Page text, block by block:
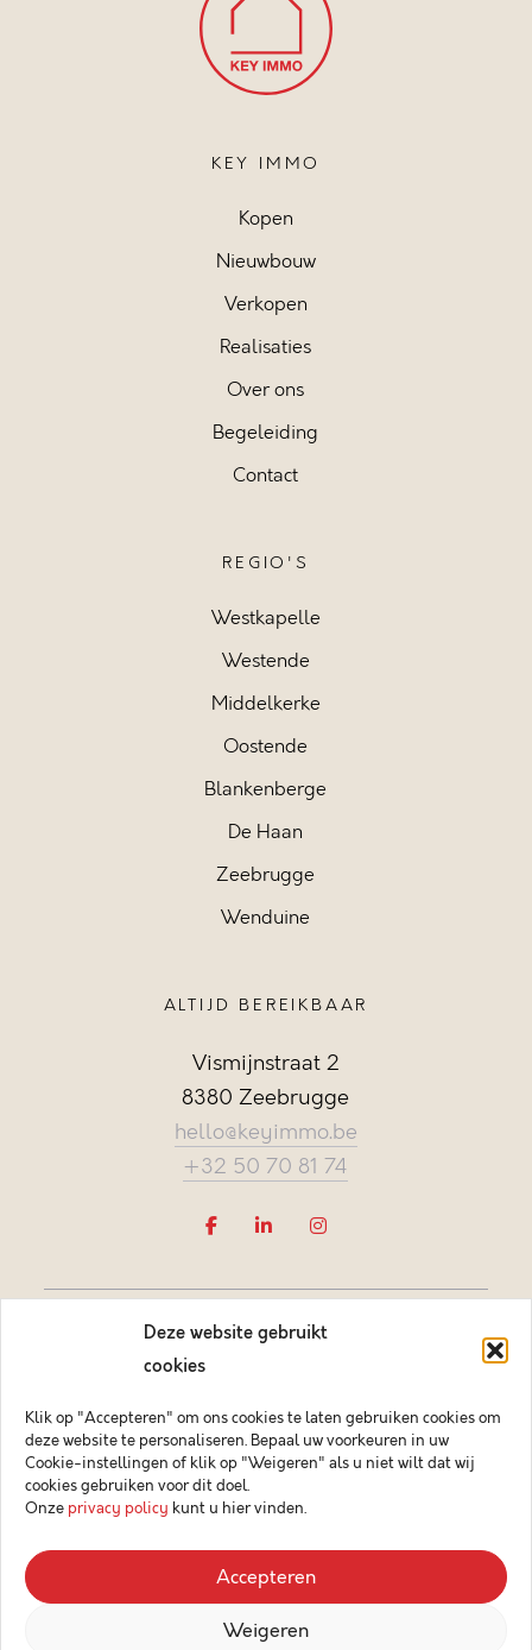
Deze website gebruikt
cookies
Klik op "Accepteren" om ons cookies te laten gebruiken cookies om
deze website te personaliseren. Bepaal uw voorkeuren in uw
Cookie-instellingen of klik op "Weigeren" als u niet wilt dat wij
cookies gebruiken voor dit doel.
Onze privacy policy kunt u hier vinden.
Accepteren
Weigeren
KEY IMMO
Kopen
Nieuwbouw
Verkopen
Realisaties
Over ons
Begeleiding
Contact
REGIO'S
Westkapelle
Westende
Middelkerke
Oostende
Blankenberge
De Haan
Zeebrugge
Wenduine
ALTIJD BEREIKBAAR
Vismijnstraat 2
8380 Zeebrugge
hello@keyimmo.be
+32 50 70 81 74
Vastgoedmakelaar-bemiddelaar BIV België BIV 505084
Ondernemingsnummer BTW-BE 0878.744.081 BA &
borgstelling via NV AXA Belgium (polisnr. 730.390.160)
© 2026 Key Immo
Disclaimer
Privacybeleid